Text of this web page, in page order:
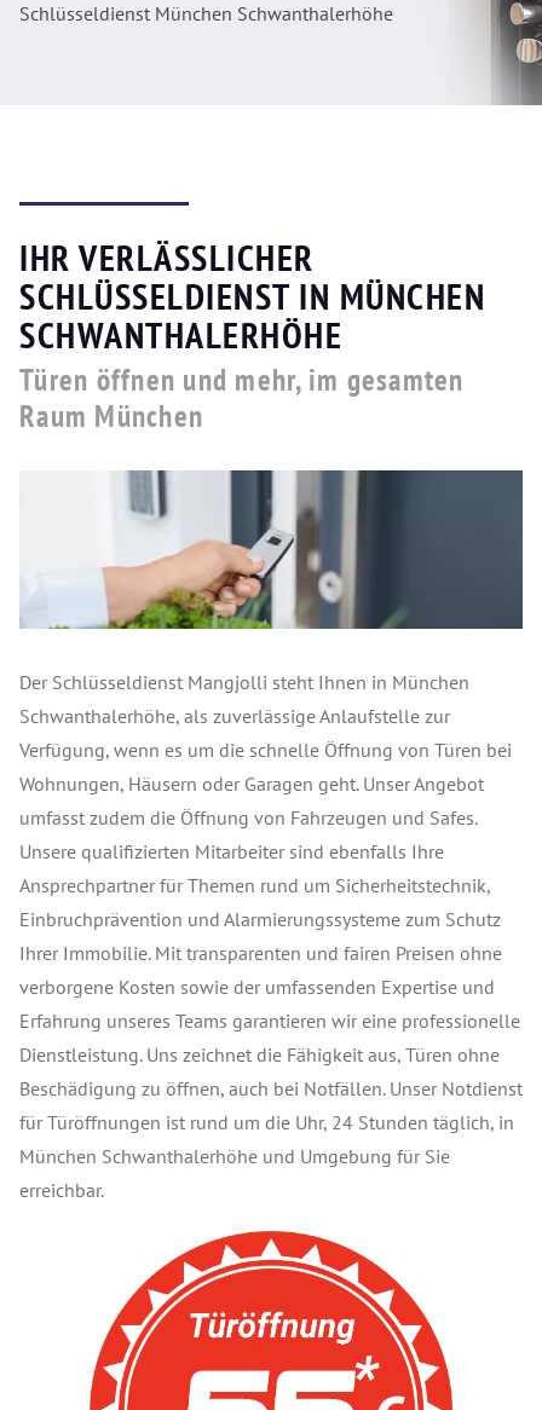
Schlüsseldienst München Schwanthalerhöhe
IHR VERLÄSSLICHER
SCHLÜSSELDIENST IN MÜNCHEN
SCHWANTHALERHÖHE
Türen öffnen und mehr, im gesamten
Raum München
Der Schlüsseldienst Mangjolli steht Ihnen in München
Schwanthalerhöhe, als zuverlässige Anlaufstelle zur
Verfügung, wenn es um die schnelle Öffnung von Türen bei
Wohnungen, Häusern oder Garagen geht. Unser Angebot
umfasst zudem die Öffnung von Fahrzeugen und Safes.
Unsere qualifizierten Mitarbeiter sind ebenfalls Ihre
Ansprechpartner für Themen rund um Sicherheitstechnik,
Einbruchprävention und Alarmierungssysteme zum Schutz
Ihrer Immobilie. Mit transparenten und fairen Preisen ohne
verborgene Kosten sowie der umfassenden Expertise und
Erfahrung unseres Teams garantieren wir eine professionelle
Dienstleistung. Uns zeichnet die Fähigkeit aus, Türen ohne
Beschädigung zu öffnen, auch bei Notfällen. Unser Notdienst
für Türöffnungen ist rund um die Uhr, 24 Stunden täglich, in
München Schwanthalerhöhe und Umgebung für Sie
erreichbar.